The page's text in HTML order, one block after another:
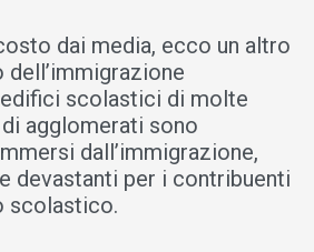
dai media, ecco un altro
dell’immigrazione
scolastici di molte
agglomerati sono
dall’immigrazione,
devastanti per i contribuenti
scolastico.